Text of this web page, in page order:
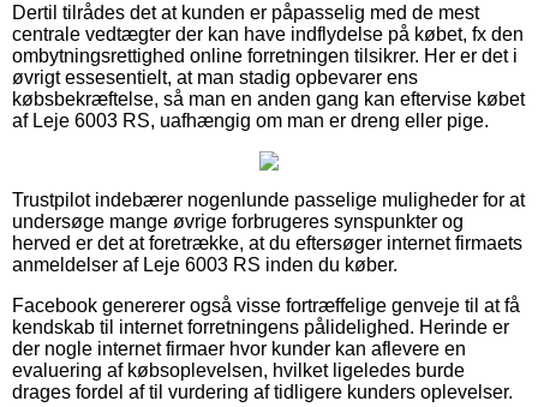
Dertil tilrådes det at kunden er påpasselig med de mest
centrale vedtægter der kan have indflydelse på købet, fx den
ombytningsrettighed online forretningen tilsikrer. Her er det i
øvrigt essesentielt, at man stadig opbevarer ens
købsbekræftelse, så man en anden gang kan eftervise købet
af Leje 6003 RS, uafhængig om man er dreng eller pige.
Trustpilot indebærer nogenlunde passelige muligheder for at
undersøge mange øvrige forbrugeres synspunkter og
herved er det at foretrække, at du eftersøger internet firmaets
anmeldelser af Leje 6003 RS inden du køber.
Facebook genererer også visse fortræffelige genveje til at få
kendskab til internet forretningens pålidelighed. Herinde er
der nogle internet firmaer hvor kunder kan aflevere en
evaluering af købsoplevelsen, hvilket ligeledes burde
drages fordel af til vurdering af tidligere kunders oplevelser.